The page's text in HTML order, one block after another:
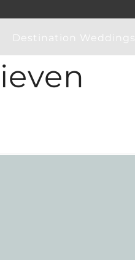
Destination Weddings